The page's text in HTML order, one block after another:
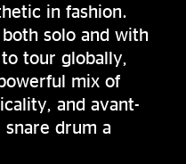
in fashion.
solo and with
tour globally,
mix of
and avant-
drum a